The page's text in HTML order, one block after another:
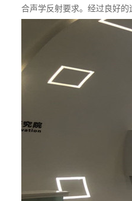
合声学反射要求。经过良好的